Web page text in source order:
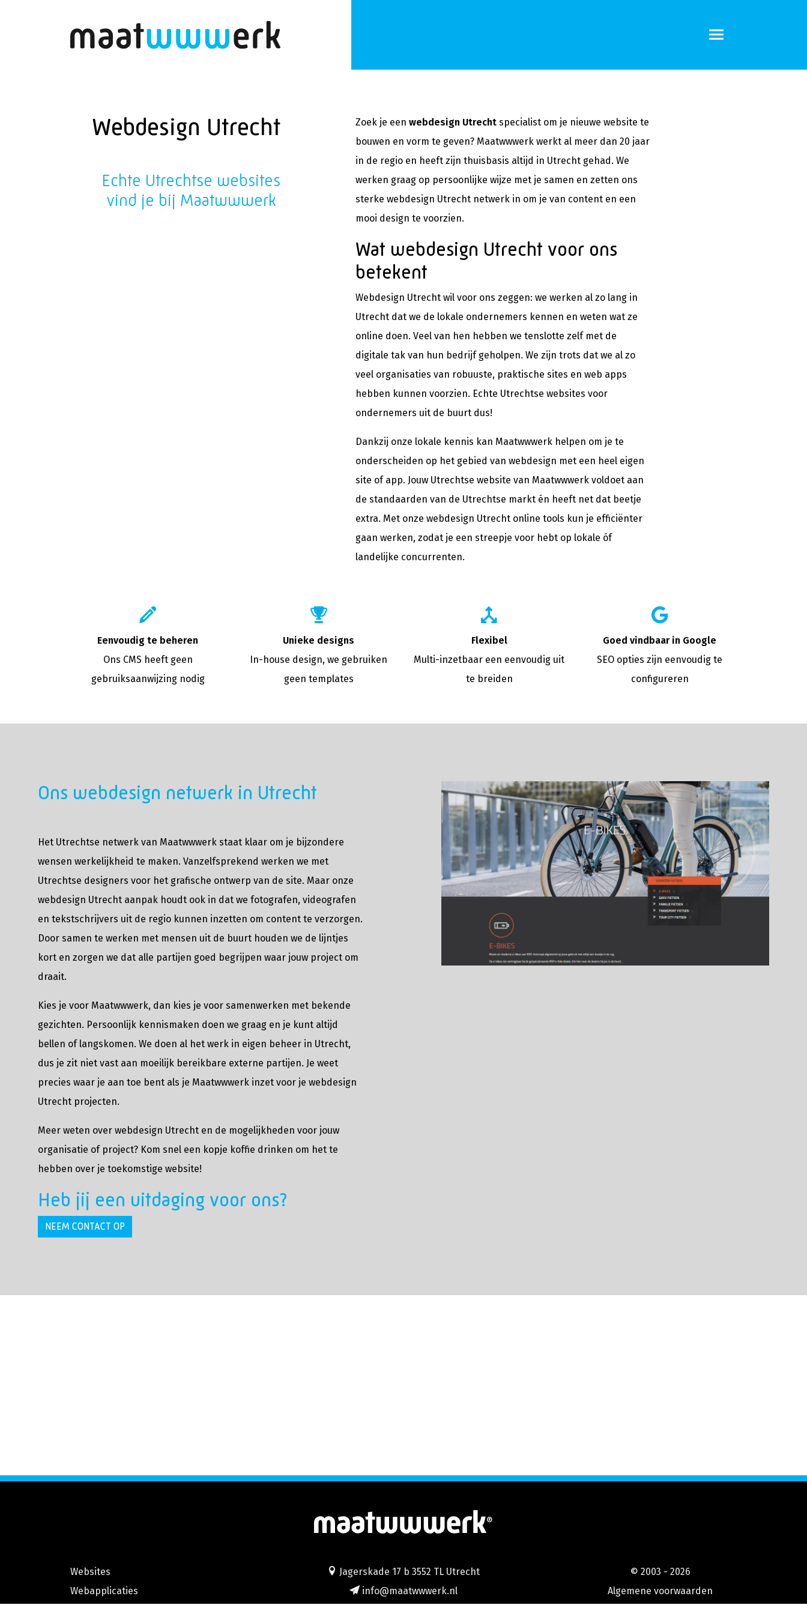
Webdesign Utrecht
Echte Utrechtse websites
vind je bij Maatwwwerk
Zoek je een webdesign Utrecht specialist om je nieuwe website te
bouwen en vorm te geven? Maatwwwerk werkt al meer dan 20 jaar
in de regio en heeft zijn thuisbasis altijd in Utrecht gehad. We
werken graag op persoonlijke wijze met je samen en zetten ons
sterke webdesign Utrecht netwerk in om je van content en een
mooi design te voorzien.
Wat webdesign Utrecht voor ons
betekent
Webdesign Utrecht wil voor ons zeggen: we werken al zo lang in
Utrecht dat we de lokale ondernemers kennen en weten wat ze
online doen. Veel van hen hebben we tenslotte zelf met de
digitale tak van hun bedrijf geholpen. We zijn trots dat we al zo
veel organisaties van robuuste, praktische sites en web apps
hebben kunnen voorzien. Echte Utrechtse websites voor
ondernemers uit de buurt dus!
Dankzij onze lokale kennis kan Maatwwwerk helpen om je te
onderscheiden op het gebied van webdesign met een heel eigen
site of app. Jouw Utrechtse website van Maatwwwerk voldoet aan
de standaarden van de Utrechtse markt én heeft net dat beetje
extra. Met onze webdesign Utrecht online tools kun je efficiënter
gaan werken, zodat je een streepje voor hebt op lokale óf
landelijke concurrenten.
Eenvoudig te beheren
Ons CMS heeft geen
gebruiksaanwijzing nodig
Unieke designs
In-house design, we gebruiken
geen templates
Flexibel
Multi-inzetbaar een eenvoudig uit
te breiden
Goed vindbaar in Google
SEO opties zijn eenvoudig te
configureren
Ons webdesign netwerk in Utrecht
Het Utrechtse netwerk van Maatwwwerk staat klaar om je bijzondere
wensen werkelijkheid te maken. Vanzelfsprekend werken we met
Utrechtse designers voor het grafische ontwerp van de site. Maar onze
webdesign Utrecht aanpak houdt ook in dat we fotografen, videografen
en tekstschrijvers uit de regio kunnen inzetten om content te verzorgen.
Door samen te werken met mensen uit de buurt houden we de lijntjes
kort en zorgen we dat alle partijen goed begrijpen waar jouw project om
draait.
Kies je voor Maatwwwerk, dan kies je voor samenwerken met bekende
gezichten. Persoonlijk kennismaken doen we graag en je kunt altijd
bellen of langskomen. We doen al het werk in eigen beheer in Utrecht,
dus je zit niet vast aan moeilijk bereikbare externe partijen. Je weet
precies waar je aan toe bent als je Maatwwwerk inzet voor je webdesign
Utrecht projecten.
Meer weten over webdesign Utrecht en de mogelijkheden voor jouw
organisatie of project? Kom snel een kopje koffie drinken om het te
hebben over je toekomstige website!
Heb jij een uitdaging voor ons?
NEEM CONTACT OP
®
Websites
Webapplicaties
Jagerskade 17 b 3552 TL Utrecht
info@maatwwwerk.nl
© 2003 - 2026
Algemene voorwaarden